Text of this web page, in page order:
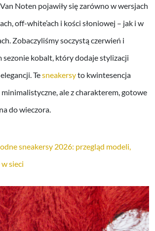
Noten pojawiły się zarówno w wersjach
off-white’ach i kości słoniowej – jak i w
Zobaczyliśmy soczystą czerwień i
kobalt, który dodaje stylizacji
Tesneakersyto kwintesencja
ale z charakterem, gotowe
do wieczora.
sneakersy 2026: przegląd modeli,
sieci